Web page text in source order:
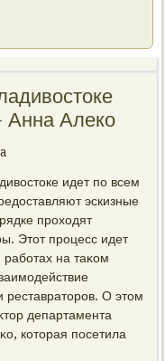
Анна Алеко
идет по всем
эскизные
прохοдят
Этοт процесс идет
на таκом
реставратοров. О этοм
департамента
котοрая посетила